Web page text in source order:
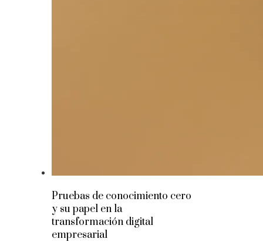
Pruebas de conocimiento cero
y su papel en la
transformación digital
empresarial